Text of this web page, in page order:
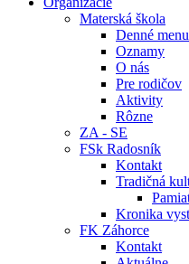
Materská škola
Denné menu
Oznamy
O nás
Pre rodičov
Aktivity
Rôzne
ZA - SE
FSk Radosník
Kontakt
Tradičná
Kronika
FK Záhorce
Kontakt